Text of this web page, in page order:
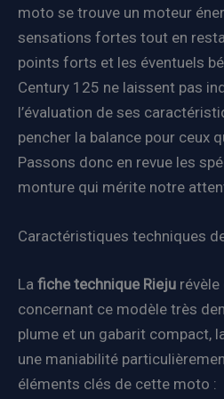
moto se trouve un moteur
sensations fortes tout en
points forts et les éventuels
Century 125 ne laissent pas
l’évaluation de ses
pencher la balance pour ceux
Passons donc en revue les
monture qui mérite notre
Caractéristiques techniques
La fiche technique Rieju
concernant ce modèle très
plume et un gabarit compact,
une maniabilité
éléments clés de cette moto :